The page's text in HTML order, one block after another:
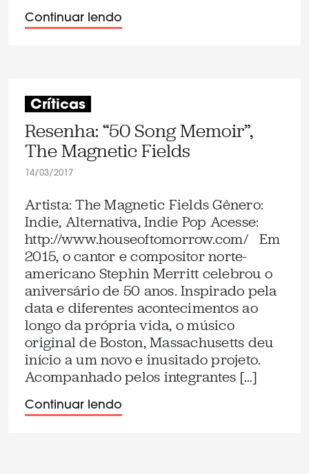
Continuar lendo
Críticas
Resenha: “50 Song Memoir”,
The Magnetic Fields
14/03/2017
Artista: The Magnetic Fields Gênero:
Indie, Alternativa, Indie Pop Acesse:
http://www.houseoftomorrow.com/ Em
2015, o cantor e compositor norte-
americano Stephin Merritt celebrou o
aniversário de 50 anos. Inspirado pela
data e diferentes acontecimentos ao
longo da própria vida, o músico
original de Boston, Massachusetts deu
início a um novo e inusitado projeto.
Acompanhado pelos integrantes […]
Continuar lendo